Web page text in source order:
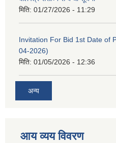
मिति: 01/27/2026 - 11:29
Invitation For Bid 1st Date of
04-2026)
मिति: 01/05/2026 - 12:36
अन्य
आय व्यय विवरण